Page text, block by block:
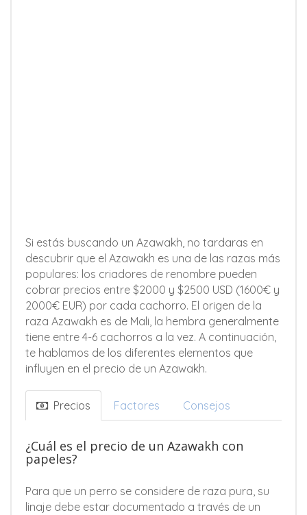
Si estás buscando un Azawakh, no tardaras en
descubrir que el Azawakh es una de las razas más
populares: los criadores de renombre pueden
cobrar precios entre $2000 y $2500 USD (1600€ y
2000€ EUR) por cada cachorro. El origen de la
raza Azawakh es de Mali, la hembra generalmente
tiene entre 4-6 cachorros a la vez. A continuación,
te hablamos de los diferentes elementos que
influyen en el precio de un Azawakh.
Precios Factores Consejos
¿Cuál es el precio de un Azawakh con
papeles?
Para que un perro se considere de raza pura, su
linaje debe estar documentado a través de un